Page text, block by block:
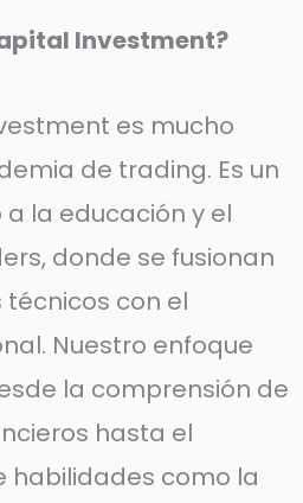
Investment?
es mucho
de trading. Es un
la educación y el
donde se fusionan
con el
Nuestro enfoque
la comprensión de
hasta el
habilidades como la